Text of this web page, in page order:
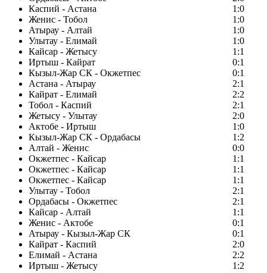
Каспий - Астана
1:0
Женис - Тобол
1:0
Атырау - Алтай
1:0
Улытау - Елимай
1:0
Кайсар - Жетысу
1:1
Иртыш - Кайрат
0:1
Кызыл-Жар СК - Окжетпес
0:1
Астана - Атырау
2:1
Кайрат - Елимай
2:2
Тобол - Каспий
2:1
Жетысу - Улытау
2:0
Актобе - Иртыш
1:0
Кызыл-Жар СК - Ордабасы
1:2
Алтай - Женис
0:0
Окжетпес - Кайсар
1:1
Окжетпес - Кайсар
1:1
Окжетпес - Кайсар
1:1
Улытау - Тобол
2:1
Ордабасы - Окжетпес
2:1
Кайсар - Алтай
1:1
Женис - Актобе
0:1
Атырау - Кызыл-Жар СК
0:1
Кайрат - Каспий
2:0
Елимай - Астана
2:2
Иртыш - Жетысу
1:2